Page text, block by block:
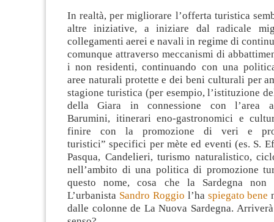
In realtà, per migliorare l’offerta turistica
altre iniziative, a iniziare dal radicale
collegamenti aerei e navali in regime di
comunque attraverso meccanismi di
i non residenti, continuando con una
aree naturali protette e dei beni culturali per
stagione turistica (per esempio, l’istituzione
della Giara in connessione con l’area
Barumini, itinerari eno-gastronomici e
finire con la promozione di veri e
turistici” specifici per mète ed eventi (es. S.
Pasqua, Candelieri, turismo naturalistico,
nell’ambito di una politica di promozione
questo nome, cosa che la Sardegna
L’urbanista Sandro Roggio l’ha spiegato bene
dalle colonne de La Nuova Sardegna.